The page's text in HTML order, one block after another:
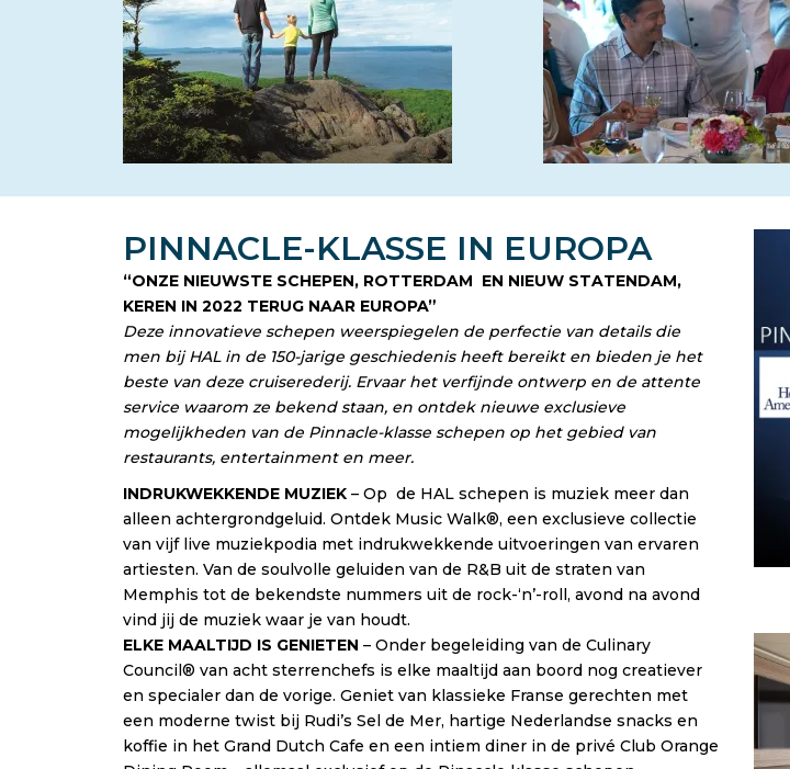
PINNACLE-KLASSE IN EUROPA
“ONZE NIEUWSTE SCHEPEN, ROTTERDAM EN NIEUW STATENDAM,
KEREN IN 2022 TERUG NAAR EUROPA”
Deze innovatieve schepen weerspiegelen de perfectie van details die
men bij HAL in de 150-jarige geschiedenis heeft bereikt en bieden je het
beste van deze cruiserederij. Ervaar het verfijnde ontwerp en de attente
service waarom ze bekend staan, en ontdek nieuwe exclusieve
mogelijkheden van de Pinnacle-klasse schepen op het gebied van
restaurants, entertainment en meer.
INDRUKWEKKENDE MUZIEK – Op de HAL schepen is muziek meer dan
alleen achtergrondgeluid. Ontdek Music Walk®, een exclusieve collectie
van vijf live muziekpodia met indrukwekkende uitvoeringen van ervaren
artiesten. Van de soulvolle geluiden van de R&B uit de straten van
Memphis tot de bekendste nummers uit de rock-‘n’-roll, avond na avond
vind jij de muziek waar je van houdt.
ELKE MAALTIJD IS GENIETEN – Onder begeleiding van de Culinary
Council® van acht sterrenchefs is elke maaltijd aan boord nog creatiever
en specialer dan de vorige. Geniet van klassieke Franse gerechten met
een moderne twist bij Rudi’s Sel de Mer, hartige Nederlandse snacks en
koffie in het Grand Dutch Cafe en een intiem diner in de privé Club Orange